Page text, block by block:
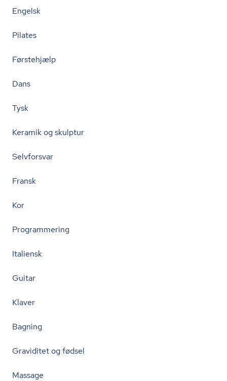
Engelsk
Pilates
Førstehjælp
Dans
Tysk
Keramik og skulptur
Selvforsvar
Fransk
Kor
Programmering
Italiensk
Guitar
Klaver
Bagning
Graviditet og fødsel
Massage